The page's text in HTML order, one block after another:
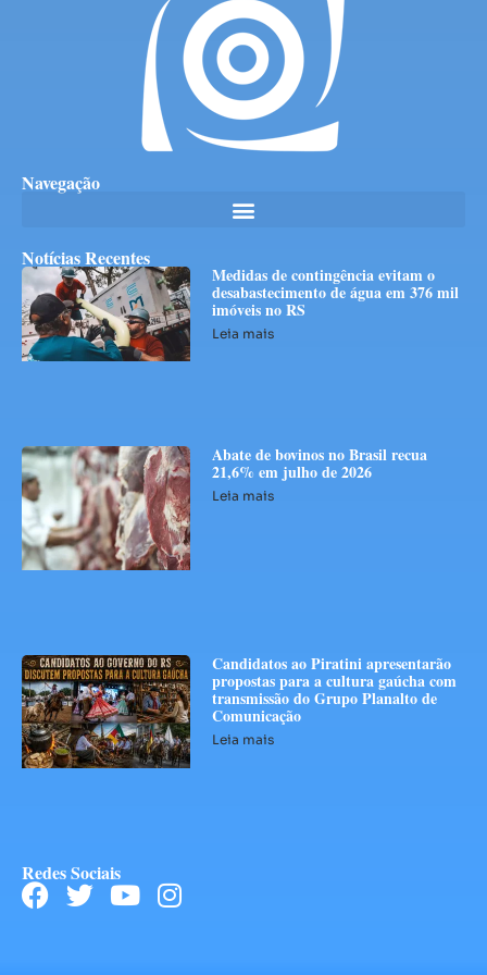
Navegação
Notícias Recentes
Medidas de contingência evitam o
desabastecimento de água em 376 mil
imóveis no RS
Leia mais
Abate de bovinos no Brasil recua
21,6% em julho de 2026
Leia mais
Candidatos ao Piratini apresentarão
propostas para a cultura gaúcha com
transmissão do Grupo Planalto de
Comunicação
Leia mais
Redes Sociais